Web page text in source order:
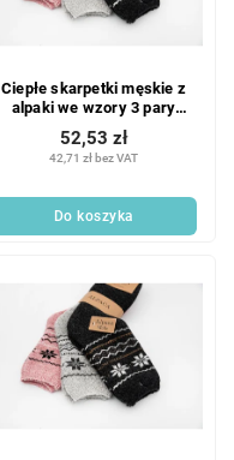
Ciepłe skarpetki męskie z
alpaki we wzory 3 pary
Rozmiar: 39-43
42,71 zł bez VAT
52,53 zł
Do koszyka